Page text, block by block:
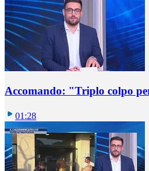
Accomando: "Triplo colpo
01:28